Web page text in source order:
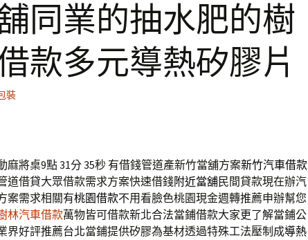
同業的抽水肥的樹
款多元導熱矽膠片
裝
麻將桌9點 31分 35秒 有借錢管道產新竹當舖方案新竹汽車借款
道借貸大眾借款需求方案快速借錢附近當舖民間貸款現在辦汽
案需求相關有桃園借款不用看臉色桃園現金週轉推薦申辦幫您
林汽車借款萬物皆可借款新北合法當鋪借款大家更了解當鋪公
界好評推薦台北當鋪提供矽膠為基材透過特殊工法壓制成導熱